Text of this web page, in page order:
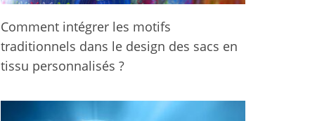
Comment intégrer les motifs
traditionnels dans le design des sacs en
tissu personnalisés ?